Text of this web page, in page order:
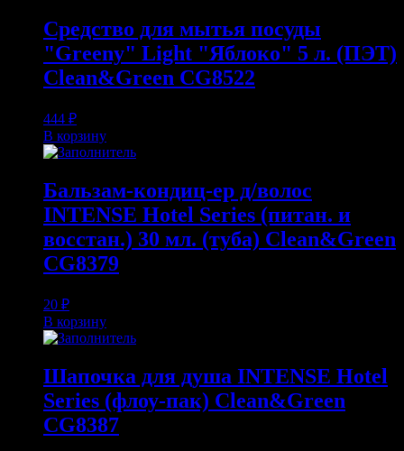
Средство для мытья посуды
"Greeny" Light "Яблоко" 5 л. (ПЭТ)
Clean&Green CG8522
444 ₽
В корзину
Бальзам-кондиц-ер д/волос
INTENSE Hotel Series (питан. и
восстан.) 30 мл. (туба) Clean&Green
CG8379
20 ₽
В корзину
Шапочка для душа INTENSE Hotel
Series (флоу-пак) Clean&Green
CG8387